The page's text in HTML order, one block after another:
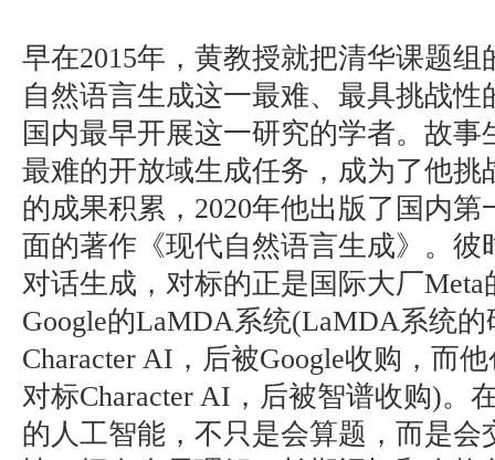
早在2015年，黄教授就把清华课题
自然语言生成这一最难、最具挑战性
国内最早开展这一研究的学者。故
最难的开放域生成任务，成为了他挑
的成果积累，2020年他出版了国内
面的著作《现代自然语言生成》。彼
对话生成，对标的正是国际大厂Meta
Google的LaMDA系统(LaMDA系统
Character AI，后被Google收购，而
对标Character AI，后被智谱收购)。
的人工智能，不只是会算题，而是会